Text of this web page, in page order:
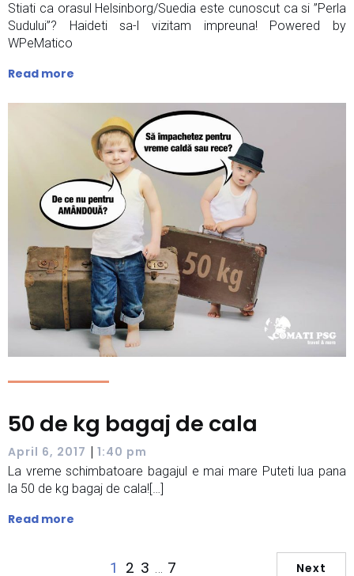
Stiati ca orasul Helsinborg/Suedia este cunoscut ca si ”Perla
Sudului”? Haideti sa-l vizitam impreuna! Powered by
WPeMatico
Read more
50 de kg bagaj de cala
April 6, 2017 | 1:40 pm
La vreme schimbatoare bagajul e mai mare Puteti lua pana
la 50 de kg bagaj de cala![…]
Read more
1 2 3 7 Next